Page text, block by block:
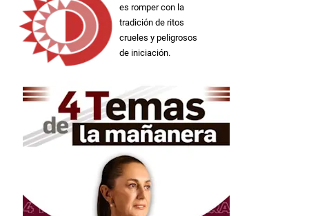
es romper con la
tradición de ritos
crueles y peligrosos
de iniciación.